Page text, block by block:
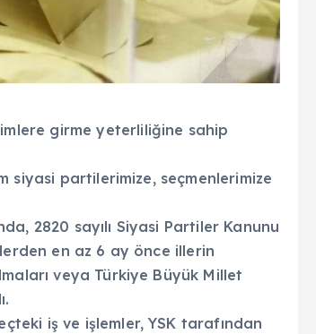
girme yeterliliğine sahip
siyasi partilerimize, seçmenlerimize
2820 sayılı Siyasi Partiler Kanunu
en az 6 ay önce illerin
veya Türkiye Büyük Millet
iş ve işlemler, YSK tarafından